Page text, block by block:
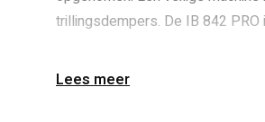
trillingsdempers. De IB 842
Vermogen 13 pk GX390
Lees meer